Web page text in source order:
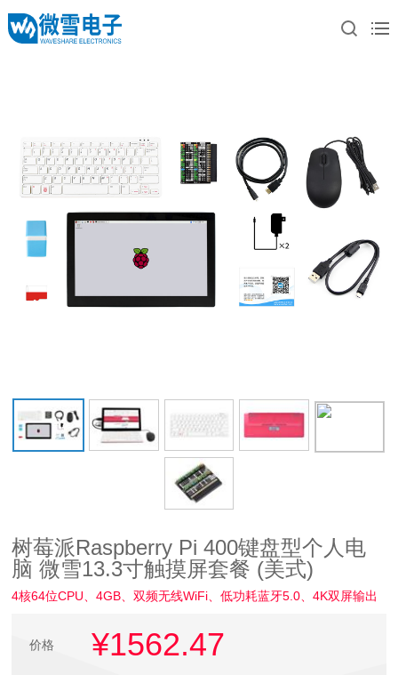
树莓派Raspberry Pi 400键盘型个人电
脑 微雪13.3寸触摸屏套餐 (美式)
4核64位CPU、4GB、双频无线WiFi、低功耗蓝牙5.0、4K双屏输出
价格 ¥1562.47